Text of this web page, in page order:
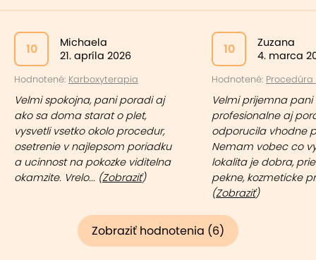
10
Michaela
21. apríla 2026
Hodnotené: Karboxyterapia
Velmi spokojna, pani poradi aj
ako sa doma starat o plet,
vysvetli vsetko okolo procedur,
osetrenie v najlepsom poriadku
a ucinnost na pokozke viditelna
okamzite. Vrelo... (Zobraziť)
10
Zuzana
4. marca
Hodnotené: Procedúra
Velmi prijemna pani
profesionalne aj
odporucila vhodne
Nemam vobec co
lokalita je dobra,
pekne, kozmeticke
(Zobraziť)
Zobraziť hodnotenia (6)